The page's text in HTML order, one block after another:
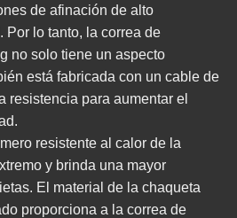
de afinación de alto
Por lo tanto, la correa de
no solo tiene un aspecto
está fabricada con un cable de
resistencia para aumentar el
resistente al calor de la
y brinda una mayor
El material de la chaqueta
proporciona a la correa de